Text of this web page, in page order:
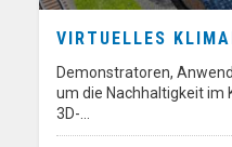
VIRTUELLES
Demonstratoren,
um die Nachhaltigkeit im
3D-…